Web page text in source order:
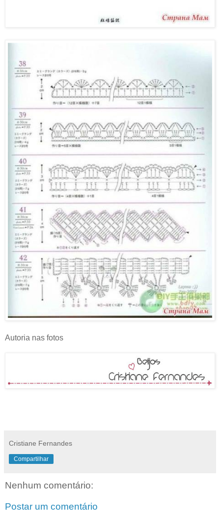
Autoria nas fotos
Cristiane Fernandes
Compartilhar
Nenhum comentário:
Postar um comentário